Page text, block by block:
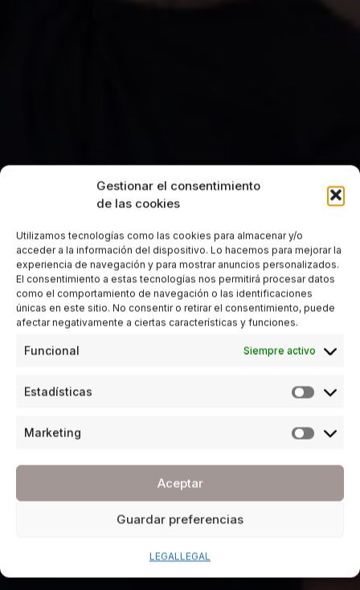
Gestionar el consentimiento
de las cookies
Utilizamos tecnologías como las cookies para almacenar y/o
acceder a la información del dispositivo. Lo hacemos para mejorar la
experiencia de navegación y para mostrar anuncios personalizados.
El consentimiento a estas tecnologías nos permitirá procesar datos
como el comportamiento de navegación o las identificaciones
únicas en este sitio. No consentir o retirar el consentimiento, puede
afectar negativamente a ciertas características y funciones.
Funcional Siempre activo
Estadísticas
Marketing
Aceptar
Guardar preferencias
LEGALLEGAL